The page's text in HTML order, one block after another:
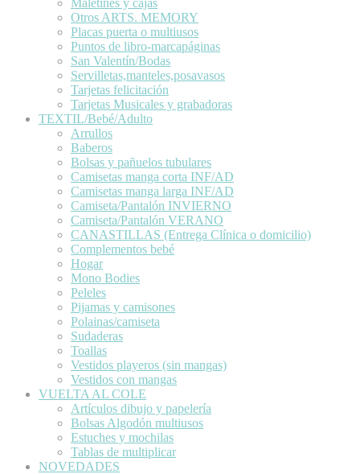
Otros ARTS. MEMORY
Placas puerta o multiusos
Puntos de libro-marcapáginas
San Valentín/Bodas
Servilletas,manteles,posavasos
Tarjetas felicitación
Tarjetas Musicales y grabadoras
TEXTIL/Bebé/Adulto
Arrullos
Baberos
Bolsas y pañuelos tubulares
Camisetas manga corta INF/AD
Camisetas manga larga INF/AD
Camiseta/Pantalón INVIERNO
Camiseta/Pantalón VERANO
CANASTILLAS (Entrega Clínica o domicilio)
Complementos bebé
Hogar
Mono Bodies
Peleles
Pijamas y camisones
Polainas/camiseta
Sudaderas
Toallas
Vestidos playeros (sin mangas)
Vestidos con mangas
VUELTA AL COLE
Artículos dibujo y papelería
Bolsas Algodón multiusos
Estuches y mochilas
Tablas de multiplicar
NOVEDADES